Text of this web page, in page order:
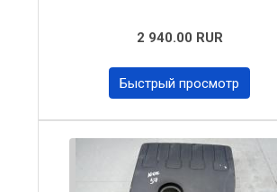
2 940.00 RUR
Быстрый просмотр